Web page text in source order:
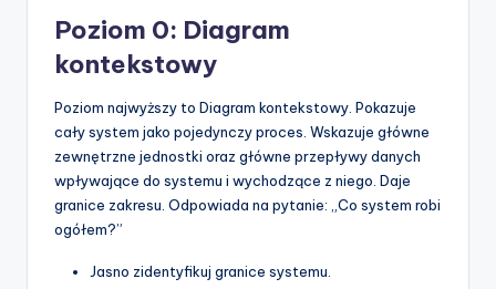
Poziom 0: Diagram
kontekstowy
Poziom najwyższy to Diagram kontekstowy. Pokazuje
cały system jako pojedynczy proces. Wskazuje główne
zewnętrzne jednostki oraz główne przepływy danych
wpływające do systemu i wychodzące z niego. Daje
granice zakresu. Odpowiada na pytanie: „Co system robi
ogółem?”
Jasno zidentyfikuj granice systemu.